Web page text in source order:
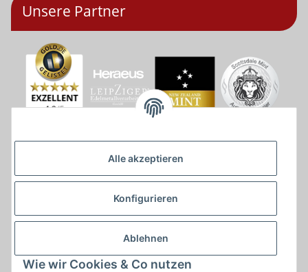
Alle akzeptieren
Konfigurieren
Ablehnen
Wie wir Cookies & Co nutzen
Unsere Partner